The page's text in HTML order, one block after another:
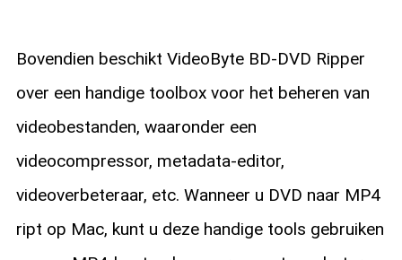
Bovendien beschikt VideoByte BD-DVD Ripper
over een handige toolbox voor het beheren van
videobestanden, waaronder een
videocompressor, metadata-editor,
videoverbeteraar, etc. Wanneer u DVD naar MP4
ript op Mac, kunt u deze handige tools gebruiken